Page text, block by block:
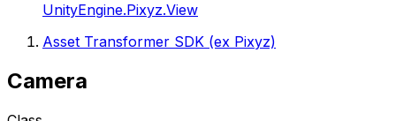
UnityEngine.Pixyz.View
Asset Transformer SDK (ex Pixyz)
Camera